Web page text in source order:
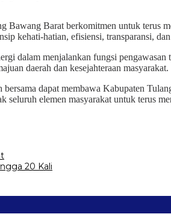
Bawang Barat berkomitmen untuk
kehati-hatian, efisiensi, transparansi,
dalam menjalankan fungsi
daerah dan kesejahteraan masyarakat.
dapat membawa Kabupaten
elemen masyarakat untuk terus
20 Kali